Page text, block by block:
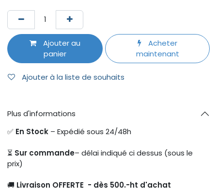
Ajouter au
panier
Acheter
maintenant
Ajouter à la liste de souhaits
Plus d'informations
✅ En Stock – Expédié sous 24/48h
⏳ Sur commande– délai indiqué ci dessus (sous le
prix)
🚚 Livraison OFFERTE - dès 500.-ht d'achat